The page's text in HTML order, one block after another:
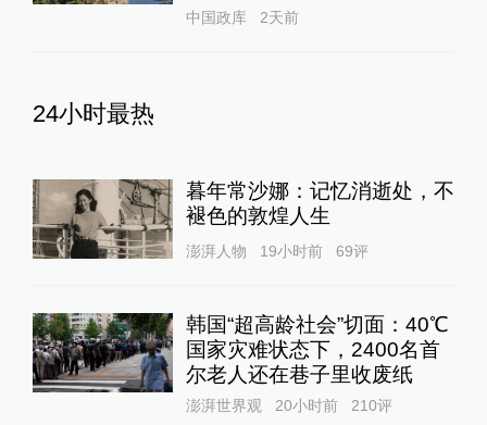
中国政库 2天前
24小时最热
暮年常沙娜：记忆消逝处，不
褪色的敦煌人生
澎湃人物 19小时前 69评
韩国“超高龄社会”切面：40℃
国家灾难状态下，2400名首
尔老人还在巷子里收废纸
澎湃世界观 20小时前 210评